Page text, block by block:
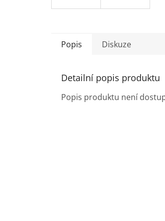
Popis Diskuze
Detailní popis produktu
Popis produktu není